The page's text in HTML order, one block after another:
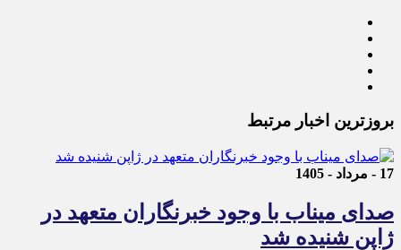
بروزترین اخبار مرتبط
17 - مرداد - 1405
صدای میناب با وجود خبرنگاران متعهد در
ژاپن شنیده شد